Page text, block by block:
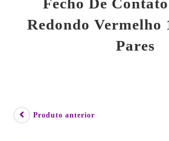
Fecho De
Redondo Vermelho
Pares
Produto anterior